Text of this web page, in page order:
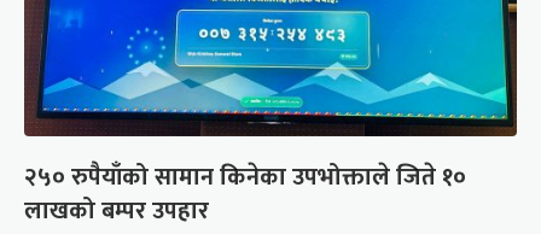
२५० रुपैयाँको सामान किनेका उपभोक्ताले जिते १०
लाखको बम्पर उपहार